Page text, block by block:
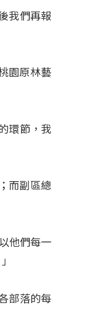
我們再報
園原林藝
環節，我
而副區總
他們每一
部落的每